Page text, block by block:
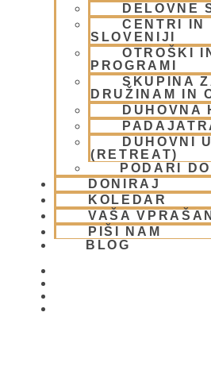
DELOVNE
CENTRI IN
SLOVENIJI
OTROŠKI
PROGRAMI
SKUPINA
DRUŽINAM IN
DUHOVNA
DUHOVNI
(RETREAT)
PODARI
DONIRAJ
KOLEDAR
VAŠA
PIŠI NAM
BLOG
Nektar duhovnih
4 julija, 2014
Preberi več »